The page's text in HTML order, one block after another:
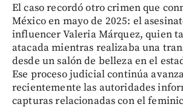
El caso recordó otro crimen que
México en mayo de 2025: el
influencer Valeria Márquez, quien
atacada mientras realizaba una
desde un salón de belleza en el
Ese proceso judicial continúa
recientemente las autoridades
capturas relacionadas con el